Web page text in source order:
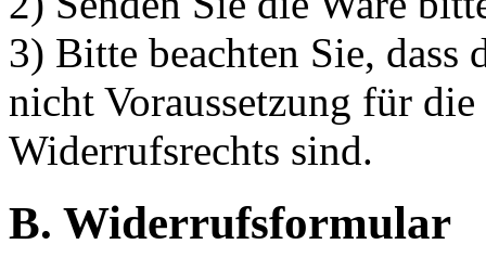
3) Bitte beachten Sie,
nicht Voraussetzung für
Widerrufsrechts sind.
B. Widerrufsformular